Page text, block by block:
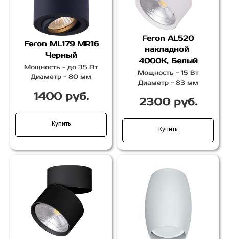
Feron ML179 MR16
Черный
Мощность - до 35 Вт
Диаметр - 80 мм
1400 руб.
Купить
Feron AL520
накладной
4000К, Белый
Мощность - 15 Вт
Диаметр - 83 мм
2300 руб.
Купить